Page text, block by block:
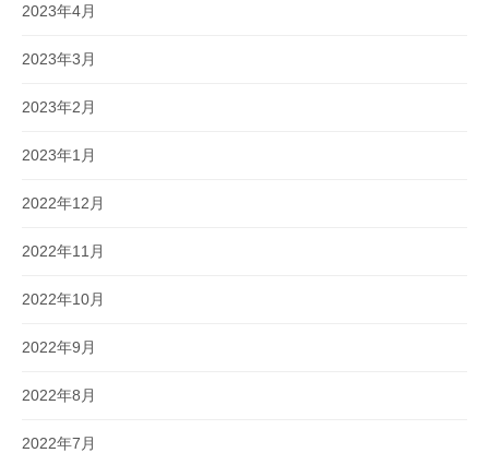
2023年4月
2023年3月
2023年2月
2023年1月
2022年12月
2022年11月
2022年10月
2022年9月
2022年8月
2022年7月